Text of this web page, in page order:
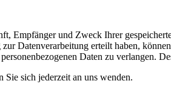
Empfänger und Zweck Ihrer
Datenverarbeitung erteilt haben,
Daten zu verlangen.
sich jederzeit an uns wenden.